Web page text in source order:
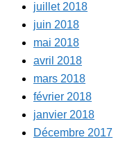
juillet 2018
juin 2018
mai 2018
avril 2018
mars 2018
février 2018
janvier 2018
Décembre 2017